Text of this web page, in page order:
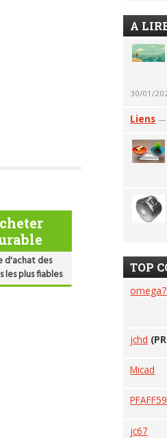
d'achat des
les plus fiables
A
30/01/
Liens —
TOP
omega7
jchd
Micad
PFAFF59
jc67